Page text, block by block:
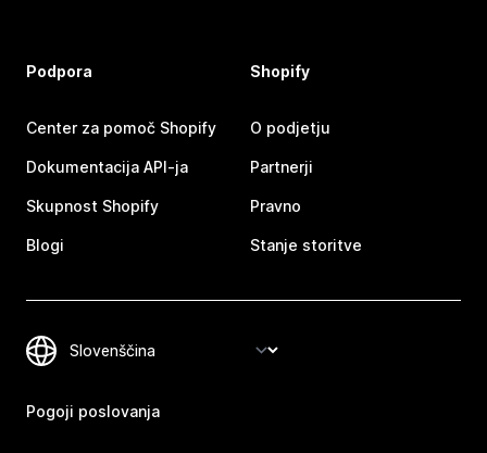
Podpora
Center za pomoč Shopify
Dokumentacija API-ja
Skupnost Shopify
Blogi
Shopify
O podjetju
Partnerji
Pravno
Stanje storitve
Pogoji poslovanja